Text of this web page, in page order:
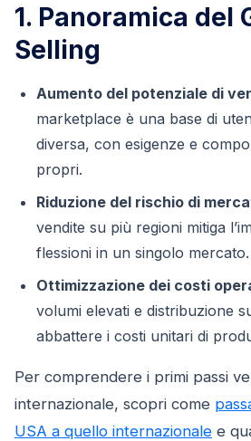
1. Panoramica del
Selling
Aumento del potenziale di
marketplace è una base di
diversa, con esigenze e
propri.
Riduzione del rischio di
vendite su più regioni mitiga
flessioni in un singolo mercato.
Ottimizzazione dei costi
volumi elevati e distribuzione
abbattere i costi unitari di
Per comprendere i primi passi
internazionale, scopri come
USA a quello internazionale e